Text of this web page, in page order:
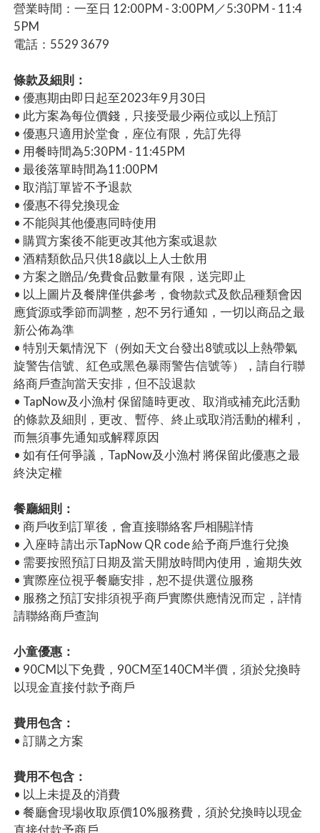
營業時間：一至日 12:00PM - 3:00PM／5:30PM - 11:4
5PM
電話：5529 3679
條款及細則：
• 優惠期由即日起至2023年9月30日
• 此方案為每位價錢，只接受最少兩位或以上預訂
• 優惠只適用於堂食，座位有限，先訂先得
• 用餐時間為5:30PM - 11:45PM
• 最後落單時間為11:00PM
• 取消訂單皆不予退款
• 優惠不得兌換現金
• 不能與其他優惠同時使用
• 購買方案後不能更改其他方案或退款
• 酒精類飲品只供18歲以上人士飲用
• 方案之贈品/免費食品數量有限，送完即止
• 以上圖片及餐牌僅供參考，食物款式及飲品種類會因
應貨源或季節而調整，恕不另行通知，一切以商品之最
新公佈為準
• 特別天氣情況下（例如天文台發出8號或以上熱帶氣
旋警告信號、紅色或黑色暴雨警告信號等），請自行聯
絡商戶查詢當天安排，但不設退款
• TapNow及小漁村 保留隨時更改、取消或補充此活動
的條款及細則，更改、暫停、終止或取消活動的權利，
而無須事先通知或解釋原因
• 如有任何爭議，TapNow及小漁村 將保留此優惠之最
終決定權
餐廳細則：
• 商戶收到訂單後，會直接聯絡客戶相關詳情
• 入座時 請出示TapNow QR code 給予商戶進行兌換
• 需要按照預訂日期及當天開放時間內使用，逾期失效
• 實際座位視乎餐廳安排，恕不提供選位服務
• 服務之預訂安排須視乎商戶實際供應情況而定，詳情
請聯絡商戶查詢
小童優惠：
• 90CM以下免費，90CM至140CM半價，須於兌換時
以現金直接付款予商戶
費用包含：
• 訂購之方案
費用不包含：
• 以上未提及的消費
• 餐廳會現場收取原價10%服務費，須於兌換時以現金
直接付款予商戶